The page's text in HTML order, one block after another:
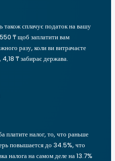
сплачує податок на вашу
₸ щоб заплатити вам
разу, коли ви витрачаєте
₸ забирає держава.
платите налог, то, что раньше
повышается до 34.5%, что
налога на самом деле на 13.7%